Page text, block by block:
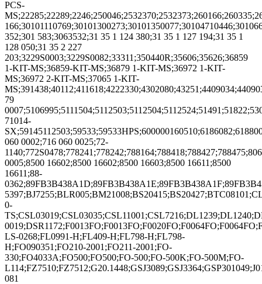
PCS-
352;301 583;3063532;31 35 1 124 380;31 35 1 127 194;31 35 1
128 050;31 35 2 227
203;3229S0003;3229S0082;33311;350440R;35606;35626;36859
1-KIT-MS;36859-KIT-MS;36879 1-KIT-MS;36972 1-KIT-
MS;36972 2-KIT-MS;37065 1-KIT-
79
71014-
060 0002;716 060 0025;72-
0005;8500 16602;8500 16602;8500 16603;8500 16611;8500
16611;88-
0-
LS-0268;FL0991-H;FL409-H;FL798-H;FL798-
H;FO090351;FO210-2001;FO211-2001;FO-
330;FO4033A;FO500;FO500;FO-500;FO-500K;FO-500M;FO-
081